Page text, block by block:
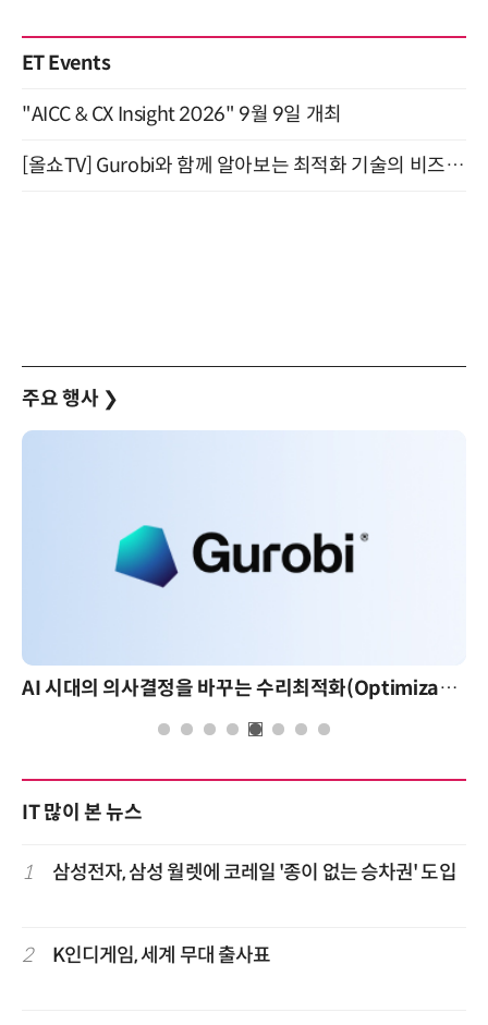
ET Events
"AICC & CX Insight 2026" 9월 9일 개최
[올쇼TV] Gurobi와 함께 알아보는 최적화 기술의 비즈니스 활용 (8월 20일 생방송)
주요 행사 ❯
AI 시대의 의사결정을 바꾸는 수리최적화(Optimization): 실제 산업 적용 사례와 활용 전략
IT 많이 본 뉴스
1 삼성전자, 삼성 월렛에 코레일 '종이 없는 승차권' 도입
2 K인디게임, 세계 무대 출사표